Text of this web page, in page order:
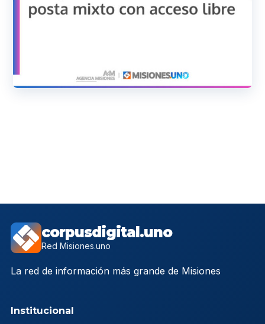
corpusdigital.uno
Red Misiones.uno
La red de información más grande de Misiones
Institucional